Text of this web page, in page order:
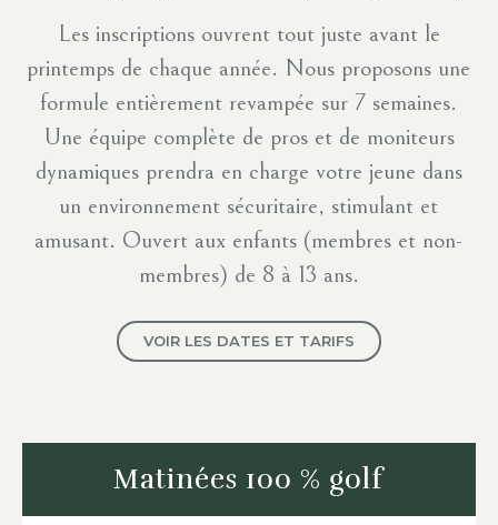
Les inscriptions ouvrent tout juste avant le
printemps de chaque année. Nous proposons une
formule entièrement revampée sur 7 semaines.
Une équipe complète de pros et de moniteurs
dynamiques prendra en charge votre jeune dans
un environnement sécuritaire, stimulant et
amusant. Ouvert aux enfants (membres et non-
membres) de 8 à 13 ans.
VOIR LES DATES ET TARIFS
Matinées 100 % golf